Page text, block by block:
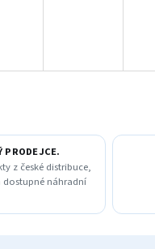
PRODEJCE.
z české distribuce,
náhradní